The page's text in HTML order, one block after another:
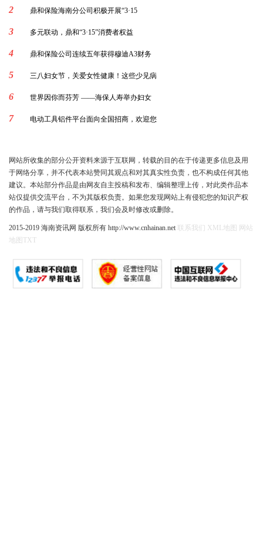
2 鼎和保险海南分公司积极开展“3·15
3 多元联动，鼎和“3·15”消费者权益
4 鼎和保险公司连续五年获得穆迪A3财务
5 三八妇女节，关爱女性健康！这些少见病
6 世界因你而芬芳 ——海保人寿举办妇女
7 电动工具铝件平台面向全国招商，欢迎您
网站所收集的部分公开资料来源于互联网，转载的目的在于传递更多信息及用
于网络分享，并不代表本站赞同其观点和对其真实性负责，也不构成任何其他
建议。本站部分作品是由网友自主投稿和发布、编辑整理上传，对此类作品本
站仅提供交流平台，不为其版权负责。如果您发现网站上有侵犯您的知识产权
的作品，请与我们取得联系，我们会及时修改或删除。
2015-2019 海南资讯网 版权所有 http://www.cnhainan.net 联系我们 XML地图
网站
地图
TXT